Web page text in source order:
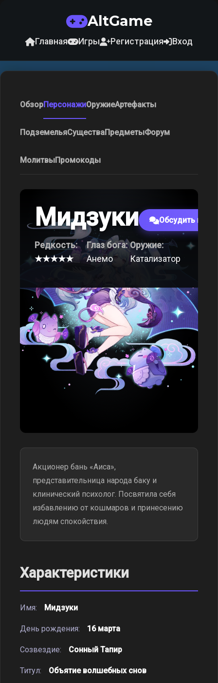
AltGame
Главная Игры Регистрация Вход
ОбзорПерсонажиОружиеАртефакты
ПодземельяСуществаПредметыФорум
МолитвыПромокоды
Мидзуки Обсудить на
Редкость:
★★★★★
Глаз бога:
Анемо
Оружие:
Катализатор
Акционер бань «Аиса»,
представительница народа баку и
клинический психолог. Посвятила себя
избавлению от кошмаров и принесению
людям спокойствия.
Характеристики
Имя: Мидзуки
День рождения: 16 марта
Созвездие: Сонный Тапир
Титул: Объятие волшебных снов